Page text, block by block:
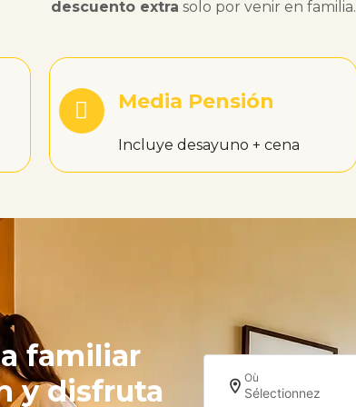
descuento extra solo por venir en familia.
Media Pensión
Incluye desayuno + cena
familiar
y disfruta
Où
Sélectionnez